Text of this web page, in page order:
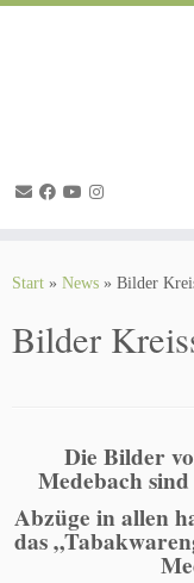
Zum
Start » News » Bilder
Bilder
Die Bilder
Medebach
Abzüge in allen
das